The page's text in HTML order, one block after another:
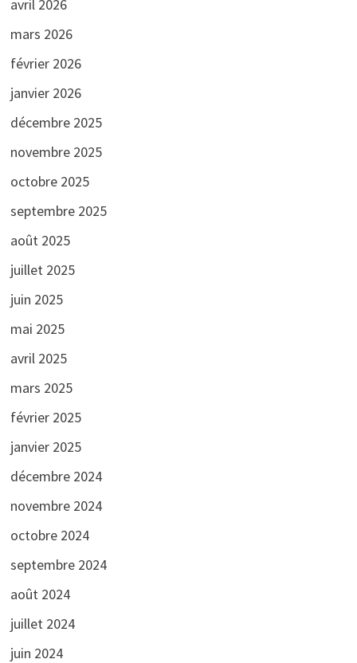
avril 2026
mars 2026
février 2026
janvier 2026
décembre 2025
novembre 2025
octobre 2025
septembre 2025
août 2025
juillet 2025
juin 2025
mai 2025
avril 2025
mars 2025
février 2025
janvier 2025
décembre 2024
novembre 2024
octobre 2024
septembre 2024
août 2024
juillet 2024
juin 2024